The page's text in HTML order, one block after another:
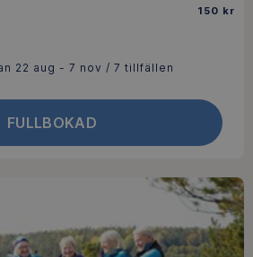
150 kr
22 aug - 7 nov / 7 tillfällen
FULLBOKAD